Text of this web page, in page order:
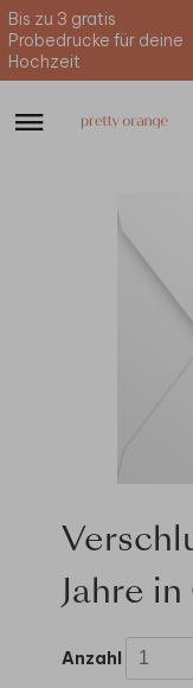
Bis zu 3 gratis
Probedrucke für deine
Hochzeit
Jahre
Anzahl